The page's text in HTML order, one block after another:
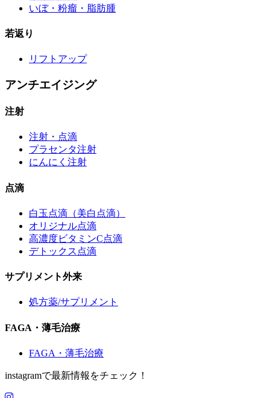
いぼ・粉瘤・脂肪腫
若返り
リフトアップ
アンチエイジング
注射
注射・点滴
プラセンタ注射
にんにく注射
点滴
白玉点滴（美白点滴）
オリジナル点滴
高濃度ビタミンC点滴
デトックス点滴
サプリメント外来
処方薬/サプリメント
FAGA・薄毛治療
FAGA・薄毛治療
instagramで最新情報をチェック！